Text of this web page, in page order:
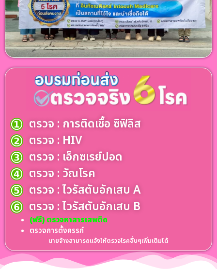
ตรวจ : การติดเชื้อ ซิฟิลิส
ตรวจ : HIV
ตรวจ : เอ็กซเรย์ปอด
ตรวจ : วัณโรค
ตรวจ : ไวรัสตับอักเสบ A
ตรวจ : ไวรัสตับอักเสบ B
(ฟรี) ตรวจหาสารเสพติด
ตรวจการตั้งครรภ์
นายจ้างสามารถแจ้งให้ตรวจโรคอื่นๆเพิ่มเติมได้